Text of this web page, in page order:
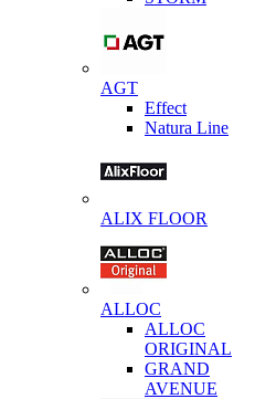
AGT
Effect
Natura Line
ALIX FLOOR
ALLOC
ALLOC
ORIGINAL
GRAND
AVENUE